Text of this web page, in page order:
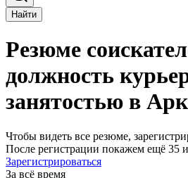
Найти
Резюме
должность
занятостью в
Чтобы видеть все резюме,
После регистрации покажем ещё 35
Зарегистрироваться
За всё время